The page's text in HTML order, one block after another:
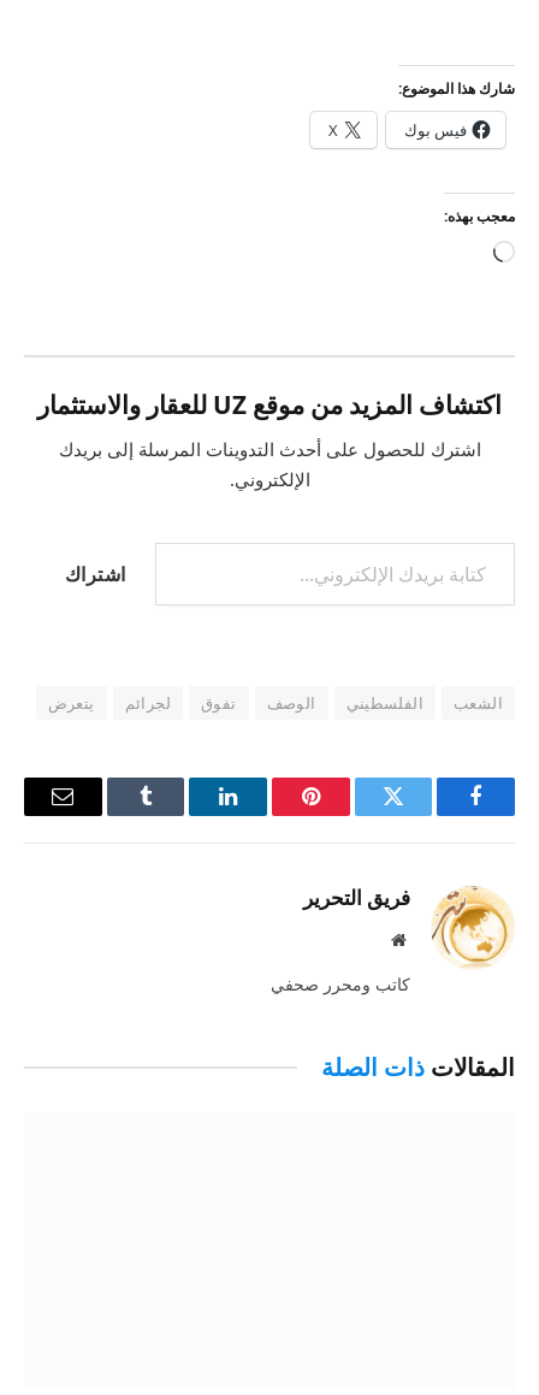
شارك هذا الموضوع:
فيس بوك X
معجب بهذه:
جاري
اكتشاف المزيد من موقع UZ للعقار والاستثمار
اشترك للحصول على أحدث التدوينات المرسلة إلى بريدك
الإلكتروني.
كتابة بريدك الإلكتروني...
اشتراك
الشعب الفلسطيني الوصف تفوق لجرائم يتعرض
فيسبوك تويتر بينتيريستلينكدإن Tumblr
البريد
فريق التحرير
موقع
كاتب ومحرر صحفي
المقالات ذات الصلة